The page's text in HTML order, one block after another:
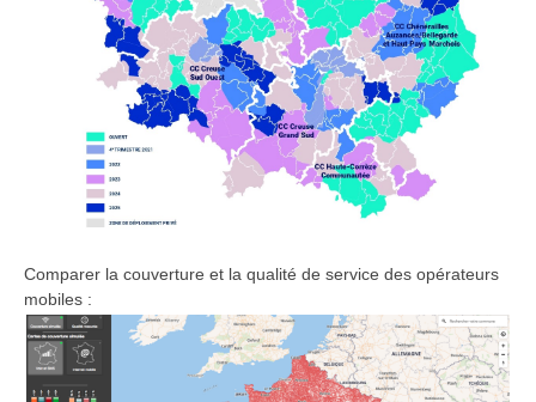
Comparer la couverture et la qualité de service des opérateurs
mobiles :